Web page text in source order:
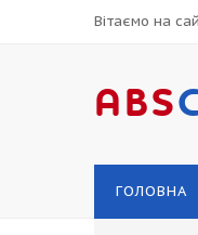
Вітаємо на
ABS
ГОЛОВНА